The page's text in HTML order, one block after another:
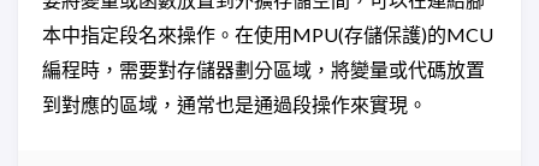
本中指定段名來操作。在使用MPU(存儲保護)的MCU
編程時，需要對存儲器劃分區域，將變量或代碼放置
到對應的區域，通常也是通過段操作來實現。